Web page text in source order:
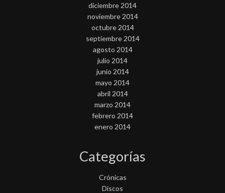
diciembre 2014
noviembre 2014
octubre 2014
septiembre 2014
agosto 2014
julio 2014
junio 2014
mayo 2014
abril 2014
marzo 2014
febrero 2014
enero 2014
Categorías
Crónicas
Discos